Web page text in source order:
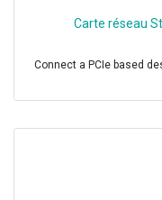
Carte réseau
Connect a PCIe based